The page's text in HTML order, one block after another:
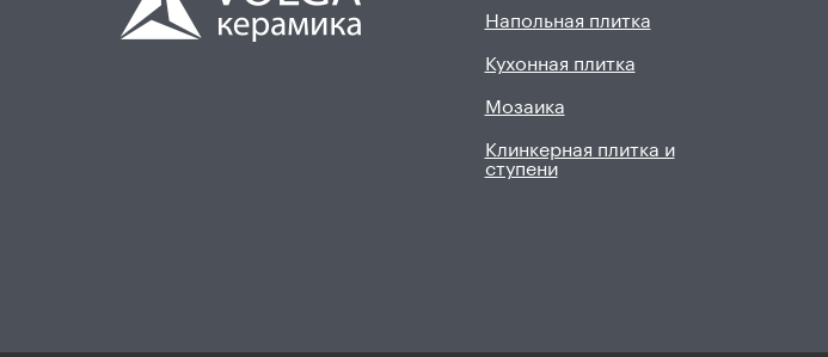
Напольная плитка
Кухонная плитка
Мозаика
Клинкерная плитка и
ступени